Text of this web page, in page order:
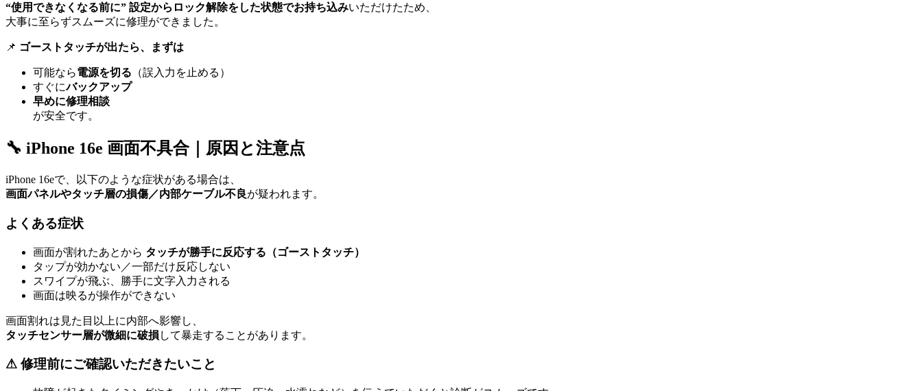
“使用できなくなる前に” 設定からロック解除をした状態でお持ち込みいただけたため、
大事に至らずスムーズに修理ができました。
📌 ゴーストタッチが出たら、まずは
可能なら電源を切る （誤入力を止める）
すぐにバックアップ
早めに修理相談
が安全です。
🔧 iPhone 16e 画面不具合｜原因と注意点
iPhone 16eで、以下のような症状がある場合は、
画面パネルやタッチ層の損傷／内部ケーブル不良が疑われます。
よくある症状
画面が割れたあとから タッチが勝手に反応する（ゴーストタッチ）
タップが効かない／一部だけ反応しない
スワイプが飛ぶ、勝手に文字入力される
画面は映るが操作ができない
画面割れは見た目以上に内部へ影響し、
タッチセンサー層が微細に破損 して暴走することがあります。
⚠ 修理前にご確認いただきたいこと